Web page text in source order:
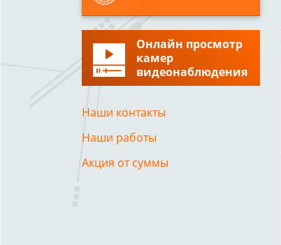
Онлайн просмотр
камер
видеонаблюдения
Наши контакты
Наши работы
Акция от суммы